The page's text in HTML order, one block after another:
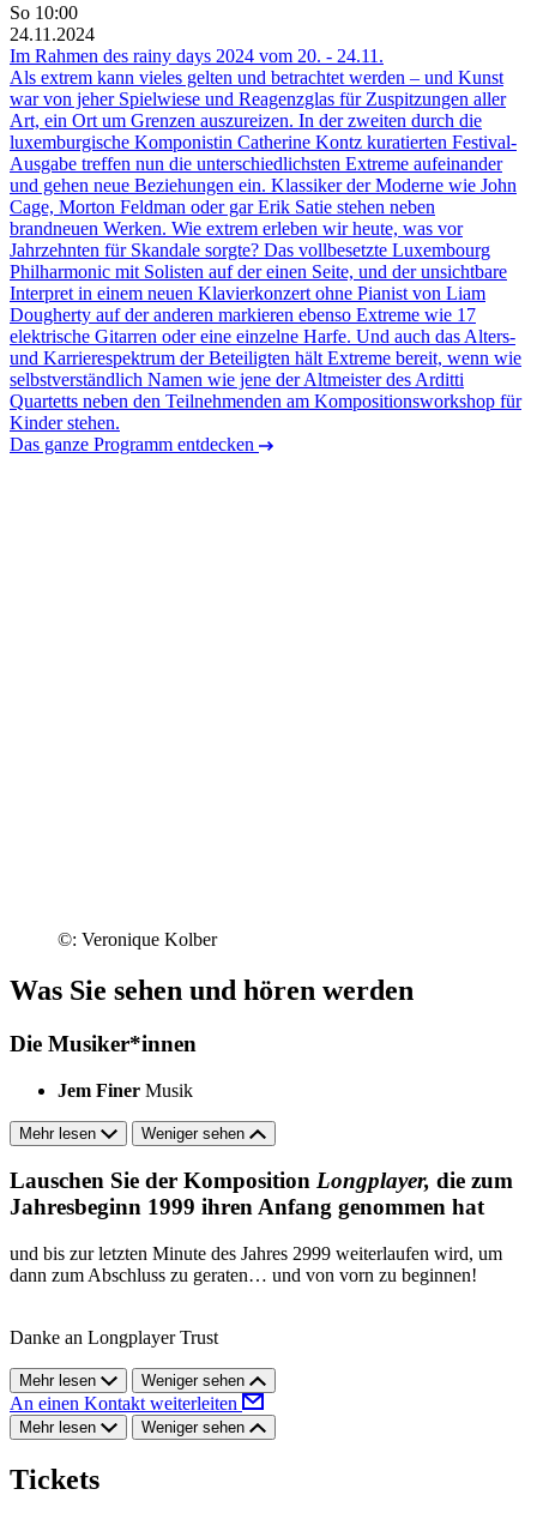
So 10:00
24.11.2024
Im Rahmen des rainy days 2024 vom 20. - 24.11.
Als extrem kann vieles gelten und betrachtet werden – und Kunst
war von jeher Spielwiese und Reagenzglas für Zuspitzungen aller
Art, ein Ort um Grenzen auszureizen. In der zweiten durch die
luxemburgische Komponistin Catherine Kontz kuratierten Festival-
Ausgabe treffen nun die unterschiedlichsten Extreme aufeinander
und gehen neue Beziehungen ein. Klassiker der Moderne wie John
Cage, Morton Feldman oder gar Erik Satie stehen neben
brandneuen Werken. Wie extrem erleben wir heute, was vor
Jahrzehnten für Skandale sorgte? Das vollbesetzte Luxembourg
Philharmonic mit Solisten auf der einen Seite, und der unsichtbare
Interpret in einem neuen Klavierkonzert ohne Pianist von Liam
Dougherty auf der anderen markieren ebenso Extreme wie 17
elektrische Gitarren oder eine einzelne Harfe. Und auch das Alters-
und Karrierespektrum der Beteiligten hält Extreme bereit, wenn wie
selbstverständlich Namen wie jene der Altmeister des Arditti
Quartetts neben den Teilnehmenden am Kompositionsworkshop für
Kinder stehen.
Das ganze Programm entdecken
©: Veronique Kolber
Was Sie sehen und hören werden
Die Musiker*innen
Jem Finer Musik
Mehr lesen Weniger sehen
Lauschen Sie der Komposition Longplayer, die zum
Jahresbeginn 1999 ihren Anfang genommen hat
und bis zur letzten Minute des Jahres 2999 weiterlaufen wird, um
dann zum Abschluss zu geraten… und von vorn zu beginnen!
Danke an Longplayer Trust
Mehr lesen Weniger sehen
An einen Kontakt weiterleiten
Mehr lesen Weniger sehen
Tickets